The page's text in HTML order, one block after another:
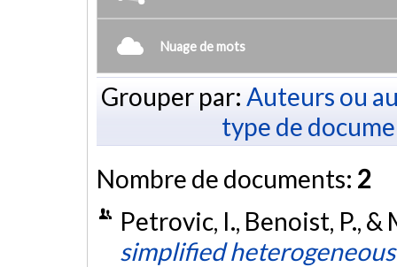
Nuage de mots
Grouper par: Auteurs ou
type de
Nombre de documents: 2
Petrovic, I., Benoist, P.,
simplified